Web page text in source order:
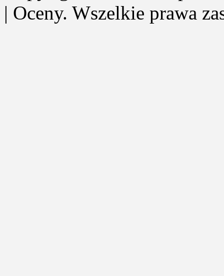
| Oceny. Wszelkie prawa